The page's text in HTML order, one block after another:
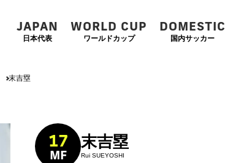
JAPAN
日本代表
WORLD CUP
ワールドカップ
DOMESTIC
国内サッカー
末吉塁
17
MF
末吉塁
Rui SUEYOSHI